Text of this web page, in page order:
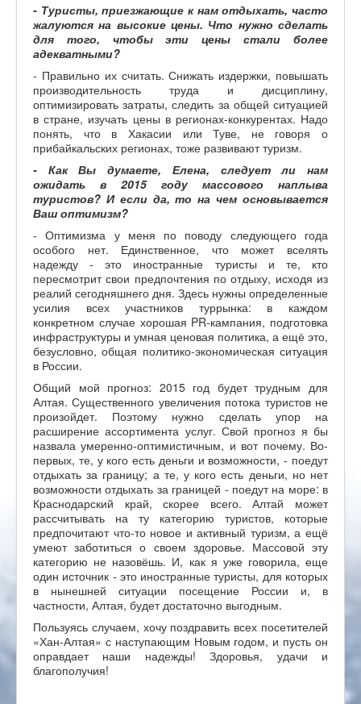
- Туристы, приезжающие к нам отдыхать, часто
жалуются на высокие цены. Что нужно сделать
для того, чтобы эти цены стали более
адекватными?
- Правильно их считать. Снижать издержки, повышать
производительность труда и дисциплину,
оптимизировать затраты, следить за общей ситуацией
в стране, изучать цены в регионах-конкурентах. Надо
понять, что в Хакасии или Туве, не говоря о
прибайкальских регионах, тоже развивают туризм.
- Как Вы думаете, Елена, следует ли нам
ожидать в 2015 году массового наплыва
туристов? И если да, то на чем основывается
Ваш оптимизм?
- Оптимизма у меня по поводу следующего года
особого нет. Единственное, что может вселять
надежду - это иностранные туристы и те, кто
пересмотрит свои предпочтения по отдыху, исходя из
реалий сегодняшнего дня. Здесь нужны определенные
усилия всех участников туррынка: в каждом
конкретном случае хорошая PR-кампания, подготовка
инфраструктуры и умная ценовая политика, а ещё это,
безусловно, общая политико-экономическая ситуация
в России.
Общий мой прогноз: 2015 год будет трудным для
Алтая. Существенного увеличения потока туристов не
произойдет. Поэтому нужно сделать упор на
расширение ассортимента услуг. Свой прогноз я бы
назвала умеренно-оптимистичным, и вот почему. Во-
первых, те, у кого есть деньги и возможности, - поедут
отдыхать за границу; а те, у кого есть деньги, но нет
возможности отдыхать за границей - поедут на море: в
Краснодарский край, скорее всего. Алтай может
рассчитывать на ту категорию туристов, которые
предпочитают что-то новое и активный туризм, а ещё
умеют заботиться о своем здоровье. Массовой эту
категорию не назовёшь. И, как я уже говорила, еще
один источник - это иностранные туристы, для которых
в нынешней ситуации посещение России и, в
частности, Алтая, будет достаточно выгодным.
Пользуясь случаем, хочу поздравить всех посетителей
«Хан-Алтая» с наступающим Новым годом, и пусть он
оправдает наши надежды! Здоровья, удачи и
благополучия!